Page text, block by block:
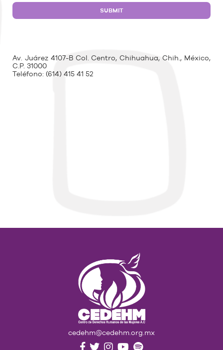
Av. Juárez 4107-B Col. Centro, Chihuahua, Chih., México,
C.P. 31000
Teléfono: (614) 415 41 52
cedehm@cedehm.org.mx